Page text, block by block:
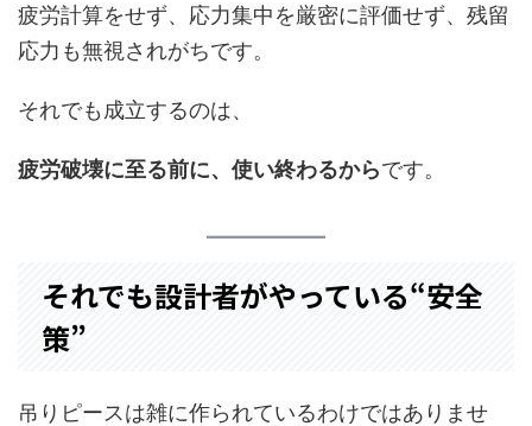
疲労計算をせず、応力集中を厳密に評価せず、残留
応力も無視されがちです。
それでも成立するのは、
疲労破壊に至る前に、使い終わるからです。
それでも設計者がやっている“安全
策”
吊りピースは雑に作られているわけではありませ